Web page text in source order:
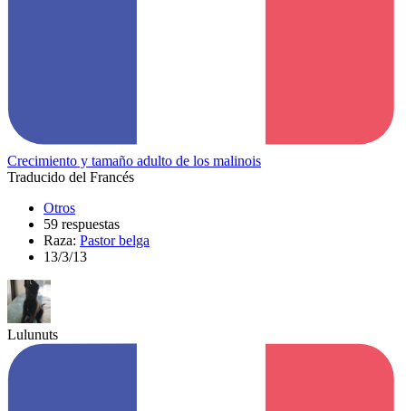
Crecimiento y tamaño adulto de los malinois
Traducido del Francés
Otros
59 respuestas
Raza: Pastor belga
13/3/13
Lulunuts